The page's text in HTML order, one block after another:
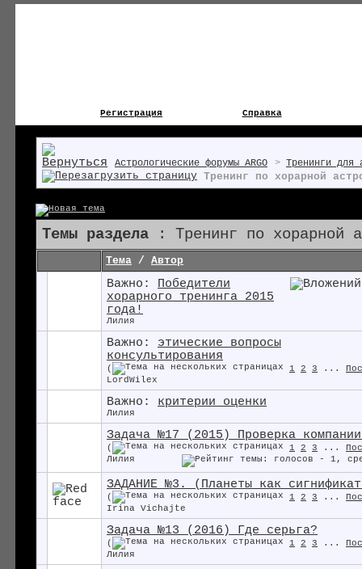
Регистрация Справка
Астрологические форумы ARGO > Тренинги для
Тренинг по хорарной
Темы раздела : Тренинг по хорарной
Тема / Автор
Важно:
Победители
хорарного тренинга 2015
года!
Лилия
Важно: этические вопросы
консультирования
( 1 2 3 ...
LordWilex
Важно: критерии оценки
Лилия
Задача №17 (2015) Проверка
( 1 2 3 ...
Лилия
ЗАДАНИЕ №3. (Планеты как
( 1 2 3 ...
Irina Vichajte
Задача №13 (2016) Где серьга?
( 1 2 3 ...
Лилия